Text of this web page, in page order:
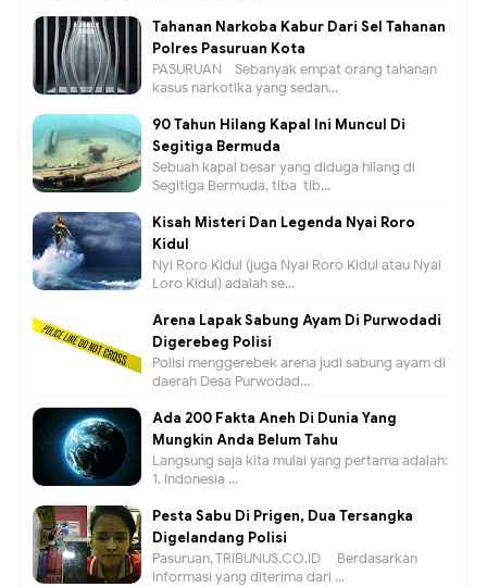
Tahanan Narkoba Kabur Dari Sel Tahanan
Polres Pasuruan Kota
PASURUAN - Sebanyak empat orang tahanan
kasus narkotika yang sedan...
90 Tahun Hilang Kapal Ini Muncul Di
Segitiga Bermuda
Sebuah kapal besar yang diduga hilang di
Segitiga Bermuda, tiba-tib...
Kisah Misteri Dan Legenda Nyai Roro
Kidul
Nyi Roro Kidul (juga Nyai Roro Kidul atau Nyai
Loro Kidul) adalah se...
Arena Lapak Sabung Ayam Di Purwodadi
Digerebeg Polisi
Polisi menggerebek arena judi sabung ayam di
daerah Desa Purwodad...
Ada 200 Fakta Aneh Di Dunia Yang
Mungkin Anda Belum Tahu
Langsung saja kita mulai yang pertama adalah:
1. Indonesia ...
Pesta Sabu Di Prigen, Dua Tersangka
Digelandang Polisi
Pasuruan, TRIBUNUS.CO.ID - Berdasarkan
informasi yang diterima dari ...